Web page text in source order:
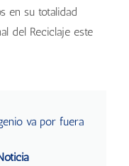
en su totalidad
del Reciclaje este
va por fuera